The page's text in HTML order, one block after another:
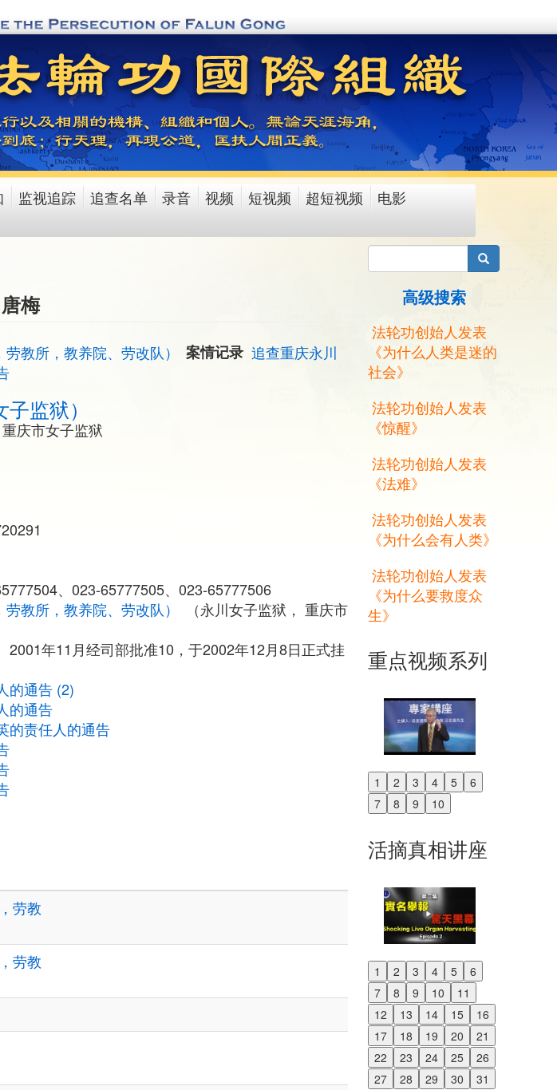
监视追踪 追查名单 录音 视频 短视频 超短视频
电影
唐梅
教所，教养院、劳改队） 案情记录 追查重庆永川
监狱）
庆市女子监狱
、023-65777505、023-65777506
教所，教养院、劳改队）
（永川女子监狱， 重庆市
年11月经司部批准10，于2002年12月8日正式挂
的通告 (2)
的通告
的责任人的通告
劳教
劳教
搜索
高级搜索
法轮功创始人发表
《为什么人类是迷的
社会》
法轮功创始人发表
《惊醒》
法轮功创始人发表
《法难》
法轮功创始人发表
《为什么会有人类》
法轮功创始人发表
《为什么要救度众
生》
重点视频系列
1 2 3 4 5
6
7
8 9 10
Previous
Next
活摘真相讲座
1 2 3 4 5
6
7
8 9 10
11
12
13 14 15
16
17
18 19 20
21
22
23 24 25
26
27
28 29 30
31
Previous
Next